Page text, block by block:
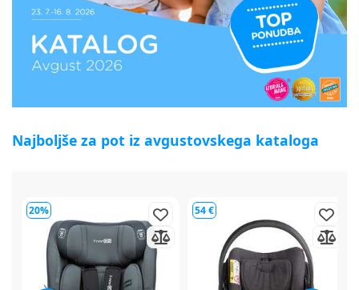
Najboljše za pot iz avgustovskega kataloga
54 € 64 €